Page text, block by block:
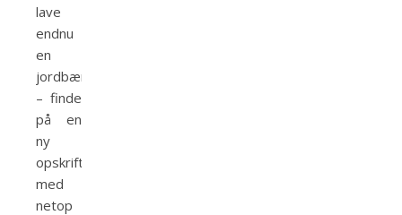
lave
endnu
en
jordbærtærte
– finde
på en
ny
opskrift
med
netop